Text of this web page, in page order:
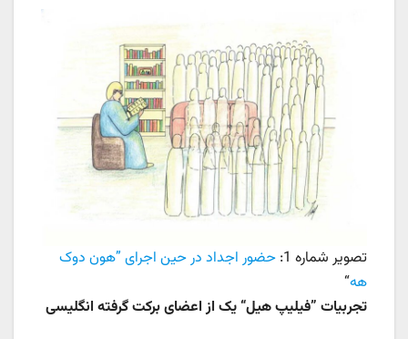
تصویر شماره 1:
حضور اجداد در حین اجرای ”هون دوک
هه“
تجربیات ”فیلیپ هیل“ یک از اعضای برکت گرفته انگلیسی